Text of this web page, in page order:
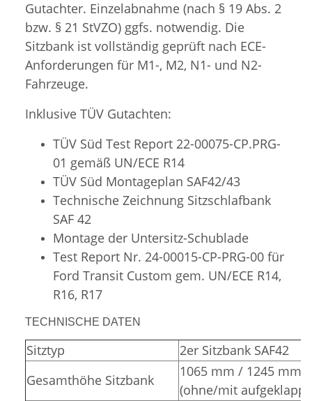
Gutachter. Einzelabnahme (nach § 19 Abs. 2
bzw. § 21 StVZO) ggfs. notwendig. Die
Sitzbank ist vollständig geprüft nach ECE-
Anforderungen für M1-, M2, N1- und N2-
Fahrzeuge.
Inklusive TÜV Gutachten:
TÜV Süd Test Report 22-00075-CP.PRG-
01 gemäß UN/ECE R14
TÜV Süd Montageplan SAF42/43
Technische Zeichnung Sitzschlafbank
SAF 42
Montage der Untersitz-Schublade
Test Report Nr. 24-00015-CP-PRG-00 für
Ford Transit Custom gem. UN/ECE R14,
R16, R17
TECHNISCHE DATEN
Sitztyp
2er Sitzbank SAF42
Gesamthöhe Sitzbank
1065 mm / 1245 mm
(ohne/mit